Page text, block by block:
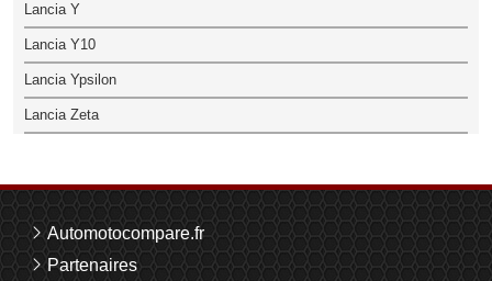
Lancia Y
Lancia Y10
Lancia Ypsilon
Lancia Zeta
Automotocompare.fr
Partenaires